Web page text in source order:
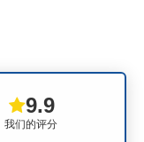
我们的评分
9.9